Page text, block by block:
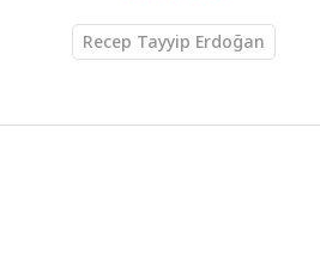
Recep Tayyip Erdoğan